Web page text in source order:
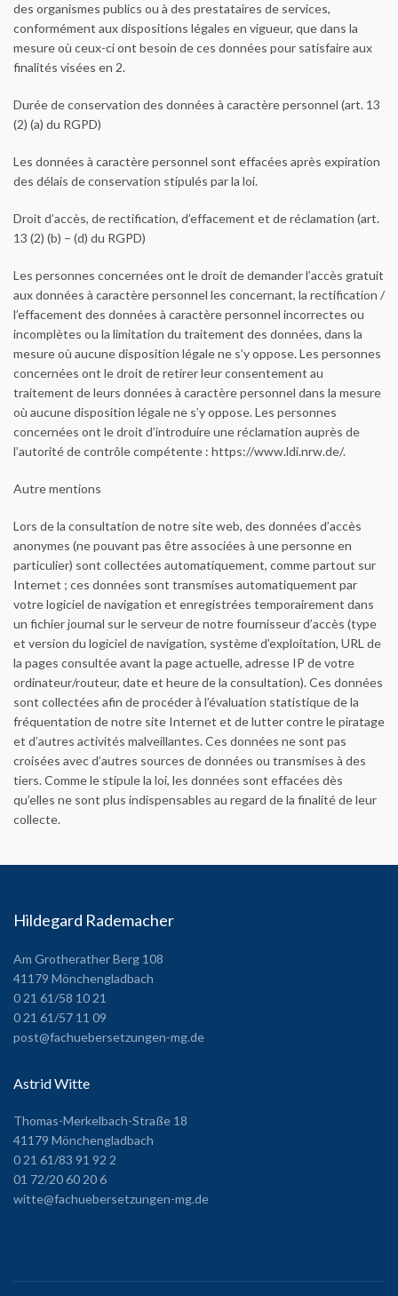
des organismes publics ou à des prestataires de services,
conformément aux dispositions légales en vigueur, que dans la
mesure où ceux-ci ont besoin de ces données pour satisfaire aux
finalités visées en 2.
Durée de conservation des données à caractère personnel (art. 13
(2) (a) du RGPD)
Les données à caractère personnel sont effacées après expiration
des délais de conservation stipulés par la loi.
Droit d’accès, de rectification, d’effacement et de réclamation (art.
13 (2) (b) – (d) du RGPD)
Les personnes concernées ont le droit de demander l’accès gratuit
aux données à caractère personnel les concernant, la rectification /
l’effacement des données à caractère personnel incorrectes ou
incomplètes ou la limitation du traitement des données, dans la
mesure où aucune disposition légale ne s’y oppose. Les personnes
concernées ont le droit de retirer leur consentement au
traitement de leurs données à caractère personnel dans la mesure
où aucune disposition légale ne s’y oppose. Les personnes
concernées ont le droit d’introduire une réclamation auprès de
l’autorité de contrôle compétente : https://www.ldi.nrw.de/.
Autre mentions
Lors de la consultation de notre site web, des données d’accès
anonymes (ne pouvant pas être associées à une personne en
particulier) sont collectées automatiquement, comme partout sur
Internet ; ces données sont transmises automatiquement par
votre logiciel de navigation et enregistrées temporairement dans
un fichier journal sur le serveur de notre fournisseur d’accès (type
et version du logiciel de navigation, système d’exploitation, URL de
la pages consultée avant la page actuelle, adresse IP de votre
ordinateur/routeur, date et heure de la consultation). Ces données
sont collectées afin de procéder à l’évaluation statistique de la
fréquentation de notre site Internet et de lutter contre le piratage
et d’autres activités malveillantes. Ces données ne sont pas
croisées avec d’autres sources de données ou transmises à des
tiers. Comme le stipule la loi, les données sont effacées dès
qu’elles ne sont plus indispensables au regard de la finalité de leur
collecte.
Hildegard Rademacher
Am Grotherather Berg 108
41179 Mönchengladbach
0 21 61/58 10 21
0 21 61/57 11 09
post@fachuebersetzungen-mg.de
Astrid Witte
Thomas-Merkelbach-Straße 18
41179 Mönchengladbach
0 21 61/83 91 92 2
01 72/20 60 20 6
witte@fachuebersetzungen-mg.de